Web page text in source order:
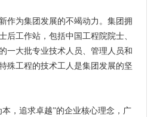
作为集团发展的不竭动力。集团拥
后工作站，包括中国工程院院士、
一大批专业技术人员、管理人员和
殊工程的技术工人是集团发展的坚
本，追求卓越”的企业核心理念，广